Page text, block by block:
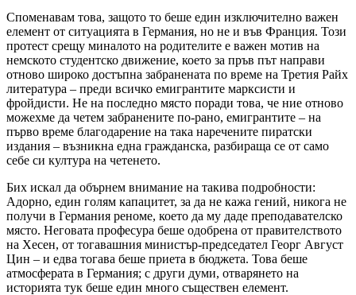
Споменавам това, защото то беше един изключително важен
елемент от ситуацията в Германия, но не и във Франция. Този
протест срещу миналото на родителите е важен мотив на
немското студентско движение, което за пръв път направи
отново широко достъпна забранената по време на Третия Райх
литература – преди всичко емигрантите марксисти и
фройдисти. Не на последно място поради това, че ние отново
можехме да четем забранените по-рано, емигрантите – на
първо време благодарение на така наречените пиратски
издания – възникна една гражданска, разбираща се от само
себе си култура на четенето.
Бих искал да обърнем внимание на такива подробности:
Адорно, един голям капацитет, за да не кажа гений, никога не
получи в Германия реноме, което да му даде преподавателско
място. Неговата професура беше одобрена от правителството
на Хесен, от тогавашния министър-председател Георг Август
Цин – и едва тогава беше приета в бюджета. Това беше
атмосферата в Германия; с други думи, отварянето на
историята тук беше един много съществен елемент.